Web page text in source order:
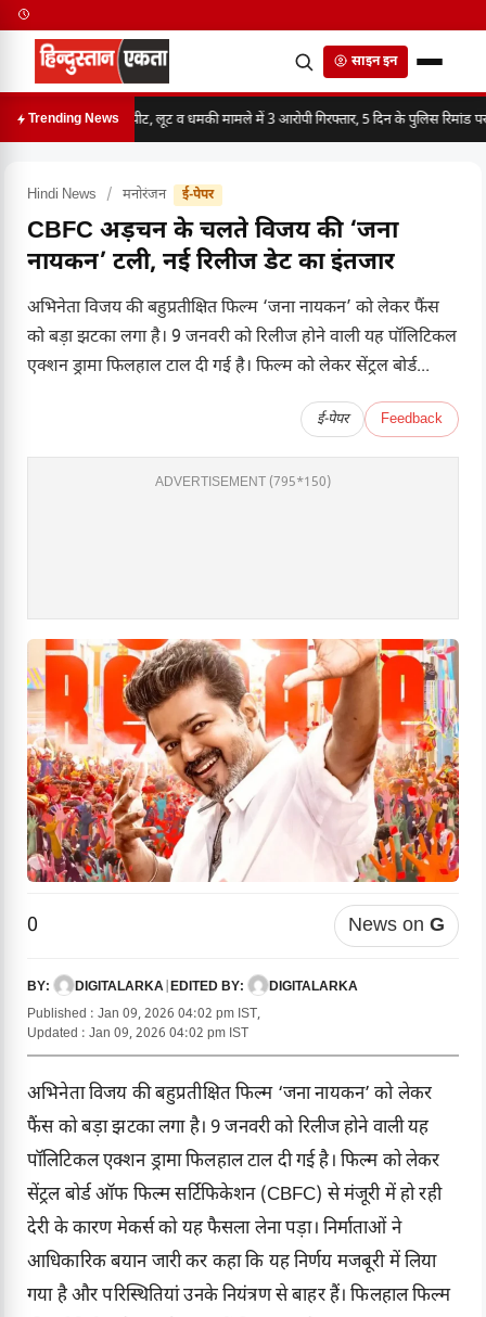
साइन इन
Trending Newsमारपीट, लूट व धमकी मामले में 3 आरोपी गिरफ्तार, 5 दिन के पुलिस रिमांड पर
Hindi News / मनोरंजन ई-पेपर
CBFC अड़चन के चलते विजय की ‘जना
नायकन’ टली, नई रिलीज डेट का इंतजार
अभिनेता विजय की बहुप्रतीक्षित फिल्म ‘जना नायकन’ को लेकर फैंस
को बड़ा झटका लगा है। 9 जनवरी को रिलीज होने वाली यह पॉलिटिकल
एक्शन ड्रामा फिलहाल टाल दी गई है। फिल्म को लेकर सेंट्रल बोर्ड...
ई-पेपर Feedback
ADVERTISEMENT (795*150)
0 News on G
BY: DIGITALARKA EDITED BY:
DIGITALARKA
Published : Jan 09, 2026 04:02 pm IST,
Updated : Jan 09, 2026 04:02 pm IST
अभिनेता विजय की बहुप्रतीक्षित फिल्म ‘जना नायकन’ को लेकर
फैंस को बड़ा झटका लगा है। 9 जनवरी को रिलीज होने वाली यह
पॉलिटिकल एक्शन ड्रामा फिलहाल टाल दी गई है। फिल्म को लेकर
सेंट्रल बोर्ड ऑफ फिल्म सर्टिफिकेशन (CBFC) से मंजूरी में हो रही
देरी के कारण मेकर्स को यह फैसला लेना पड़ा। निर्माताओं ने
आधिकारिक बयान जारी कर कहा कि यह निर्णय मजबूरी में लिया
गया है और परिस्थितियां उनके नियंत्रण से बाहर हैं। फिलहाल फिल्म